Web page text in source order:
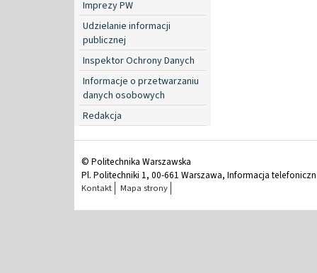
Imprezy PW
Udzielanie informacji
publicznej
Inspektor Ochrony Danych
Informacje o przetwarzaniu
danych osobowych
Redakcja
© Politechnika Warszawska
Pl. Politechniki 1, 00-661 Warszawa, Informacja
Kontakt Mapa strony